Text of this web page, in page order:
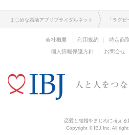
まじめな婚活アプリブライダルネット 「ラグ
会社概要 利用規約
特定商
個人情報保護方針
お問合せ
恋愛と結婚をまじめに考える
Copyright © IBJ Inc. All